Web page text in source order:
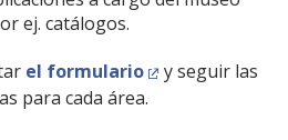
ej. catálogos.
el formulario
y seguir las
para cada área.